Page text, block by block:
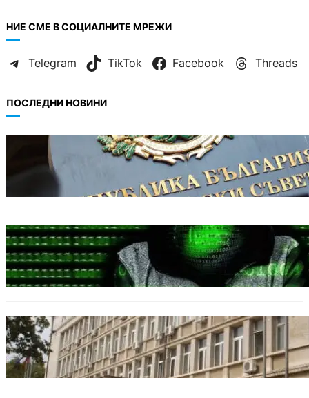
НИЕ СМЕ В СОЦИАЛНИТЕ МРЕЖИ
Telegram TikTok Facebook Threads
ПОСЛЕДНИ НОВИНИ
БЪЛГАРИЯ
Кабинетът прие нов статут за професиите в
спортната подготовка
БЪЛГАРИЯ
Разкриха дългогодишен пробив в
държавни информационни системи
ОБЩЕСТВО
Домашният арест на шофьора, обвинен за
смъртта на моторист, остава в сила